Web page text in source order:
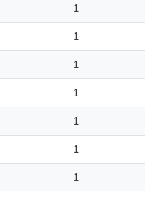
1
1
1
1
1
1
1